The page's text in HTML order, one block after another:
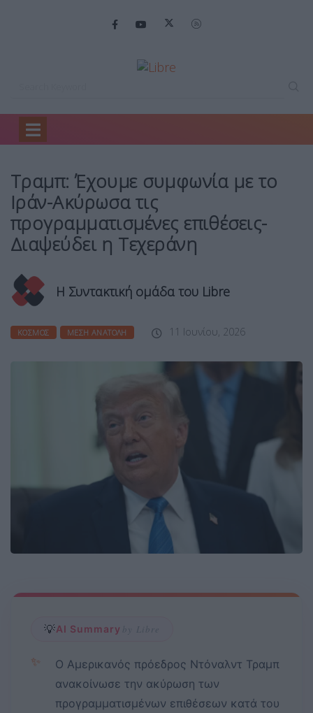
Home
Τραμπ: Έχουμε συμφωνία με το
Ιράν-Ακύρωσα τις
προγραμματισμένες επιθέσεις-
Διαψεύδει η Τεχεράνη
Η Συντακτική ομάδα του Libre
ΚΌΣΜΟΣ ΜΈΣΗ ΑΝΑΤΟΛΉ 11 Ιουνίου, 2026
💡AI Summary by Libre
✨
Ο Αμερικανός πρόεδρος Ντόναλντ Τραμπ
ανακοίνωσε την ακύρωση των
προγραμματισμένων επιθέσεων κατά του